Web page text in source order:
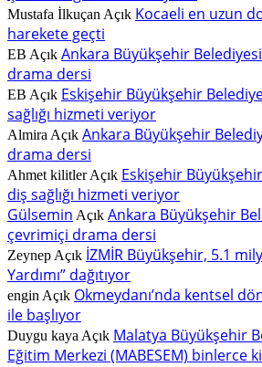
Mustafa İlkuçan Açık Kocaeli en uzun
harekete geçti
EB Açık Ankara Büyükşehir
drama dersi
EB Açık Eskişehir Büyükşehir
sağlığı hizmeti veriyor
Almira Açık Ankara Büyükşehir
drama dersi
Ahmet kilitlerAçık Eskişehir
diş sağlığı hizmeti veriyor
Gülsemin Açık Ankara Büyükşehir
çevrimiçi drama dersi
Zeynep Açık İZMİR Büyükşehir, 5.1
Yardımı” dağıtıyor
engin Açık Okmeydanı’nda kentsel
ile başlıyor
Duygu kaya Açık Malatya Büyükşehir
Eğitim Merkezi (MABESEM) binlerce